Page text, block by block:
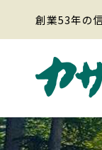
創業53年の